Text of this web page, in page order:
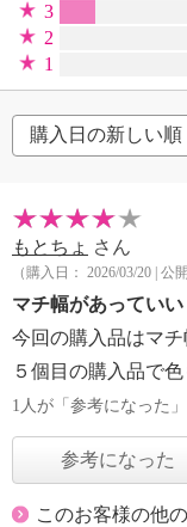
3
2
1
もとちょ さん
（購入日： 2026/03/20 | 公
マチ幅があっていい
今回の購入品はマ
５個目の購入品で
1人が「参考になった
参考になった
このお客様の他